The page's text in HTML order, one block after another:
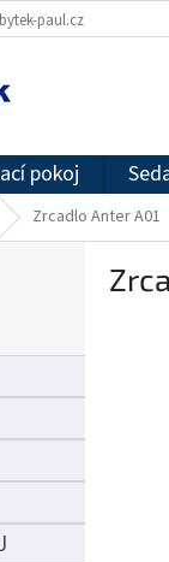
paul.cz
pokoj
Zrcadlo Anter A01